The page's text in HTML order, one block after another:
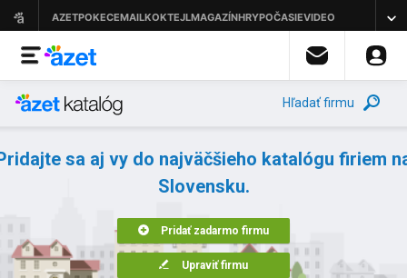
Hľadať firmu
sa aj vy do najväčšieho katalógu firiem
Slovensku.
Pridať zadarmo firmu
Upraviť firmu